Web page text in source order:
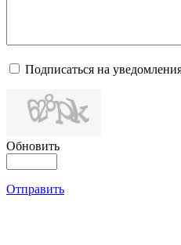
Подписаться на
Обновить
Отправить